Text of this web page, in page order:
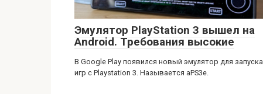
Эмулятор PlayStation 3 вышел на
Android. Требования высокие
В Google Play появился новый эмулятор для запуска
игр с Playstation 3. Называется aPS3e.